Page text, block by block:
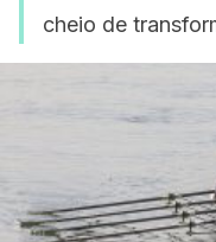
cheio de